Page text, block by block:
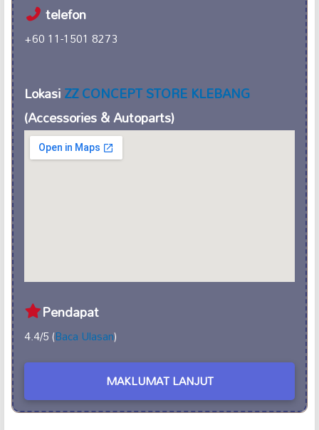
telefon
+60 11-1501 8273
LokasiZZ CONCEPT STORE KLEBANG
(Accessories & Autoparts)
Pendapat
4.4/5 (Baca Ulasan)
MAKLUMAT LANJUT